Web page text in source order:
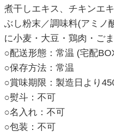
煮干しエキス、チキンエ
ぶし粉末／調味料(アミノ
に小麦・大豆・鶏肉・ご
○配送形態：常温 (宅配
○保存方法：常温
○賞味期限：製造日より
○熨斗：不可
○名入れ：不可
○包装：不可